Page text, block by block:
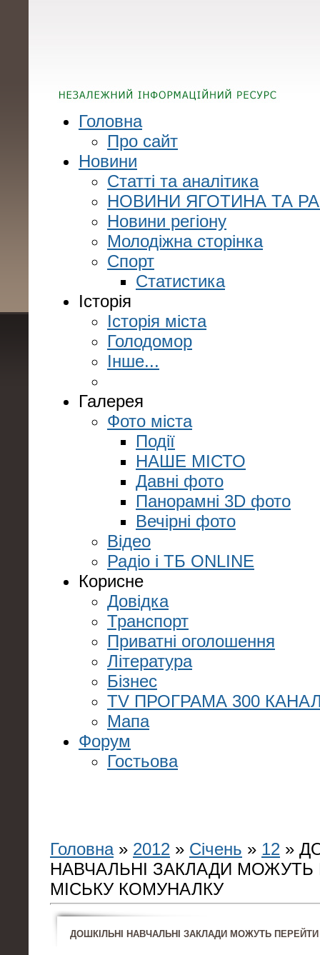
Головна
Про сайт
Новини
Статті та аналітика
НОВИНИ ЯГОТИНА ТА
Новини регіону
Молодіжна сторінка
Спорт
Статистика
Історія
Історія міста
Голодомор
Інше...
Галерея
Фото міста
Події
НАШЕ МІСТО
Давні фото
Панорамні 3D фото
Вечірні фото
Відео
Радіо і ТБ ONLINE
Корисне
Довідка
Транспорт
Приватні оголошення
Література
Бізнес
TV ПРОГРАМА 300
Мапа
Форум
Гостьова
Головна» 2012 » Січень » 12 »
НАВЧАЛЬНІ ЗАКЛАДИ МОЖУТЬ
МІСЬКУ КОМУНАЛКУ
ДОШКІЛЬНІ НАВЧАЛЬНІ ЗАКЛАДИ МОЖУТЬ